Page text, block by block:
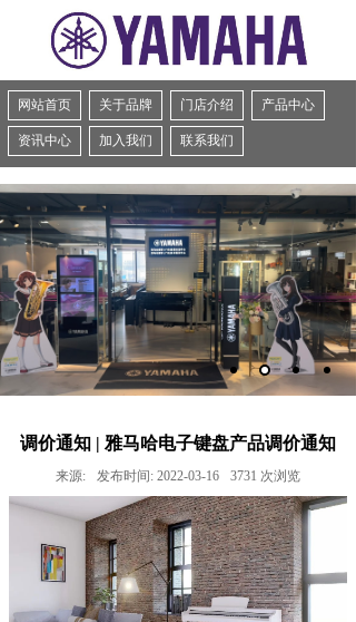
网站首页 关于品牌 门店介绍 产品中心
资讯中心 加入我们 联系我们
调价通知 | 雅马哈电子键盘产品调价通知
来源: 发布时间: 2022-03-16 3731 次浏览